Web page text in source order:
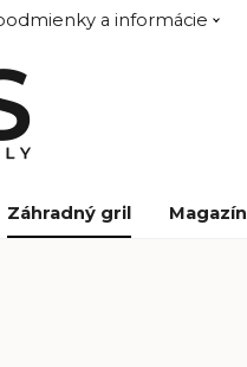
a informácie
Záhradný gril Magazín